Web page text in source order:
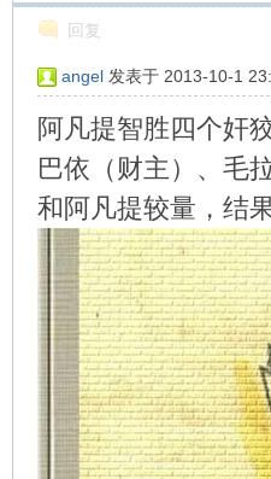
回复
angel 发表于 2013-10-1
阿凡提智胜四个奸
巴依（财主）、毛
和阿凡提较量，结